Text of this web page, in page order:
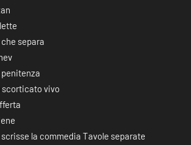
separa
scorticato vivo
la commedia Tavole separate